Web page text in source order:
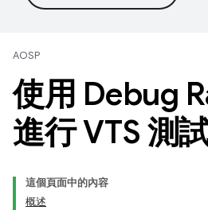
AOSP
使用 Debug
進行 VTS 測
這個頁面中的內容
概述